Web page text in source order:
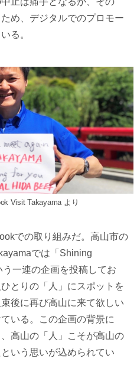
め、デジタルでのプロモー
る。
Visit Takayama より
での取り組みだ。高山市の
では「Shining
一連の企画を投稿してお
とりの「人」にスポットを
後に再び高山に来て欲しい
いる。この企画の背景に
高山の「人」こそが高山の
いう思いが込められてい